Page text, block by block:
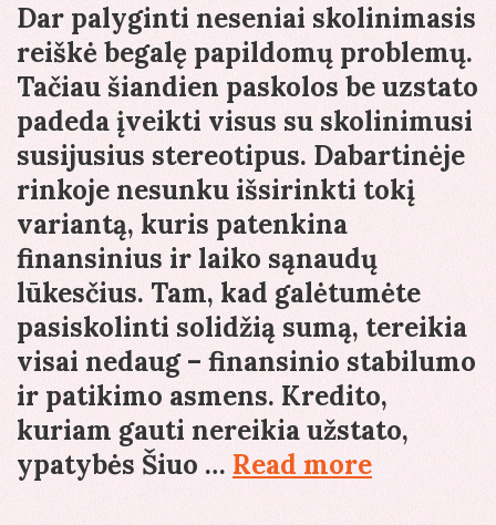
Dar palyginti neseniai skolinimasis
reiškė begalę papildomų problemų.
Tačiau šiandien paskolos be uzstato
padeda įveikti visus su skolinimusi
susijusius stereotipus. Dabartinėje
rinkoje nesunku išsirinkti tokį
variantą, kuris patenkina
finansinius ir laiko sąnaudų
lūkesčius. Tam, kad galėtumėte
pasiskolinti solidžią sumą, tereikia
visai nedaug – finansinio stabilumo
ir patikimo asmens. Kredito,
kuriam gauti nereikia užstato,
ypatybės Šiuo … Read more